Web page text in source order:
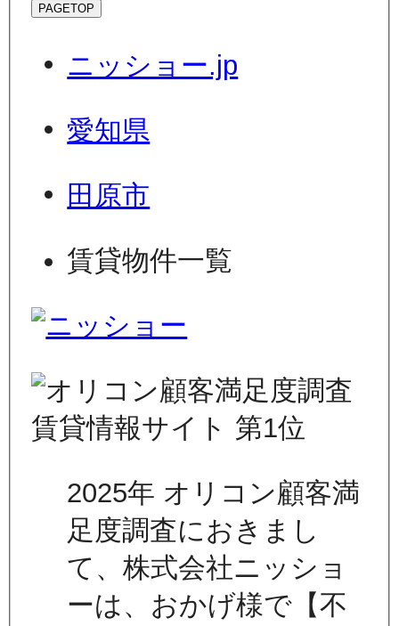
PAGETOP
ニッショー.jp
愛知県
田原市
賃貸物件一覧
2025年 オリコン顧客満
足度調査におきまし
て、株式会社ニッショ
ーは、おかげ様で【不